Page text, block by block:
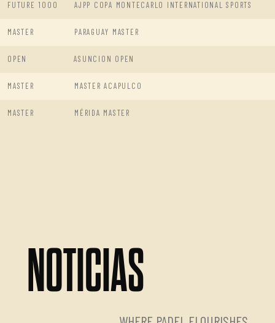
FUTURE 1000 AJPP COPA MONTECARLO INTERNATIONAL SPORTS
MASTER PARAGUAY MASTER
OPEN ASUNCION OPEN
MASTER MASTER ACAPULCO
MASTER MÉRIDA MASTER
NOTICIAS